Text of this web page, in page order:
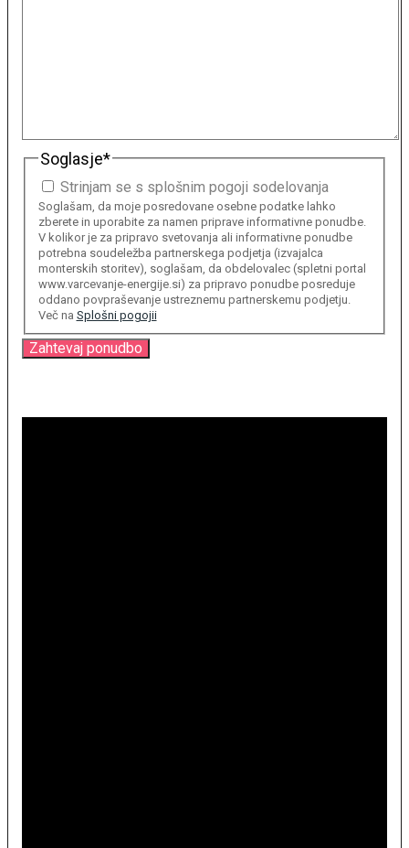
Soglasje*
Strinjam se s splošnim pogoji sodelovanja
Soglašam, da moje posredovane osebne podatke lahko
zberete in uporabite za namen priprave informativne ponudbe.
V kolikor je za pripravo svetovanja ali informativne ponudbe
potrebna soudeležba partnerskega podjetja (izvajalca
monterskih storitev), soglašam, da obdelovalec (spletni portal
www.varcevanje-energije.si) za pripravo ponudbe posreduje
oddano povpraševanje ustreznemu partnerskemu podjetju.
Več na Splošni pogojii